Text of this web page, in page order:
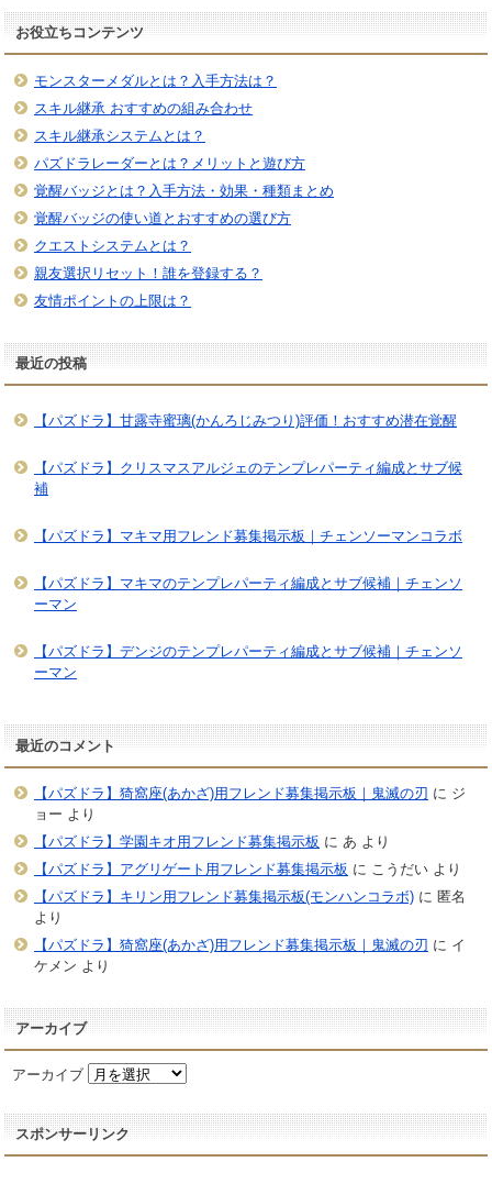
お役立ちコンテンツ
モンスターメダルとは？入手方法は？
スキル継承 おすすめの組み合わせ
スキル継承システムとは？
パズドラレーダーとは？メリットと遊び方
覚醒バッジとは？入手方法・効果・種類まとめ
覚醒バッジの使い道とおすすめの選び方
クエストシステムとは？
親友選択リセット！誰を登録する？
友情ポイントの上限は？
最近の投稿
【パズドラ】甘露寺蜜璃(かんろじみつり)評価！おすすめ潜在覚醒
【パズドラ】クリスマスアルジェのテンプレパーティ編成とサブ候
補
【パズドラ】マキマ用フレンド募集掲示板｜チェンソーマンコラボ
【パズドラ】マキマのテンプレパーティ編成とサブ候補｜チェンソ
ーマン
【パズドラ】デンジのテンプレパーティ編成とサブ候補｜チェンソ
ーマン
最近のコメント
【パズドラ】猗窩座(あかざ)用フレンド募集掲示板｜鬼滅の刃 に ジ
ョー より
【パズドラ】学園キオ用フレンド募集掲示板 に あ より
【パズドラ】アグリゲート用フレンド募集掲示板 に こうだいより
【パズドラ】キリン用フレンド募集掲示板(モンハンコラボ)に 匿名
より
【パズドラ】猗窩座(あかざ)用フレンド募集掲示板｜鬼滅の刃 に イ
ケメン より
アーカイブ
アーカイブ
スポンサーリンク